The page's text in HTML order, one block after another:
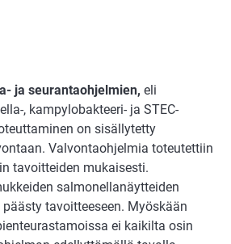
ja seurantaohjelmien, eli
, kampylobakteeri- ja STEC-
on sisällytetty
Valvontaohjelmia toteutettiin
tavoitteiden mukaisesti.
salmonellanäytteiden
tavoitteeseen. Myöskään
ei kaikilta osin